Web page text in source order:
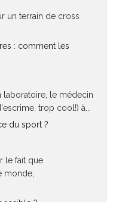
un terrain de cross
: comment les
laboratoire, le médecin
trop cool!) à...
du sport ?
le fait que
monde,